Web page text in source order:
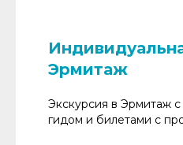
Эрмитаж
Экскурсия в Эрмитаж
гидом и билетами с